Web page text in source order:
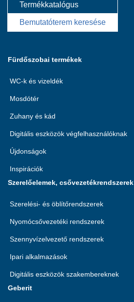
Termékkatalógus
Bemutatóterem keresése
Fürdőszobai termékek
WC-k és vizeldék
Mosdótér
Zuhany és kád
Digitális eszközök végfelhasználóknak
Újdonságok
Inspirációk
Szerelőelemek, csővezetékrendszerek
Szerelési- és öblítőrendszerek
Nyomócsővezetéki rendszerek
Szennyvízelvezető rendszerek
Ipari alkalmazások
Digitális eszközök szakembereknek
Geberit